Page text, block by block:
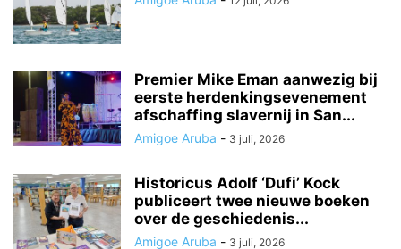
Premier Mike Eman aanwezig bij
eerste herdenkingsevenement
afschaffing slavernij in San...
Amigoe Aruba - 3 juli, 2026
Historicus Adolf ‘Dufi’ Kock
publiceert twee nieuwe boeken
over de geschiedenis...
Amigoe Aruba - 3 juli, 2026